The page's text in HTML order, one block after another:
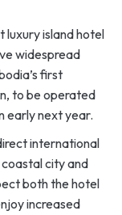
luxury island hotel
widespread
first
to be operated
early next year.
international
coastal city and
both the hotel
increased